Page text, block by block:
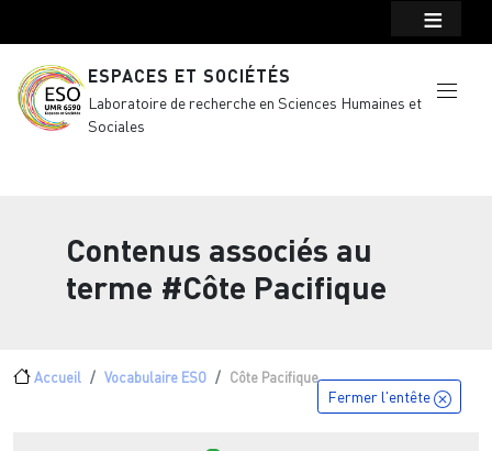
ESPACES ET SOCIÉTÉS
Laboratoire de recherche en Sciences Humaines et
Sociales
Contenus associés au
terme #Côte Pacifique
Fil d'Ariane
Accueil Vocabulaire ESO Côte Pacifique
Fermer l'entête